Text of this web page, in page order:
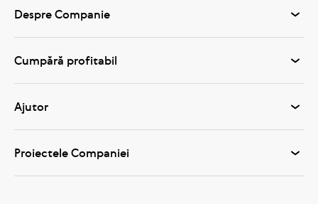
Despre Companie
Cumpără profitabil
Ajutor
Proiectele Companiei